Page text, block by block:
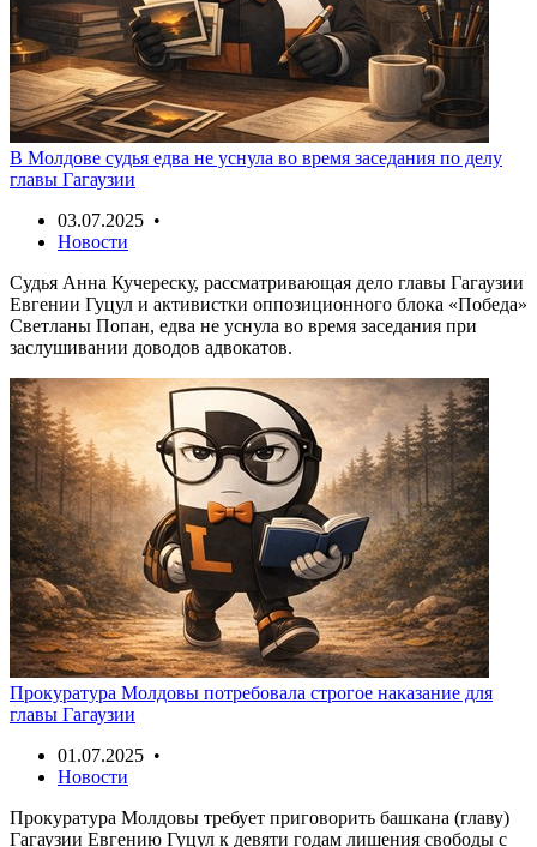
В Молдове судья едва не уснула во время заседания по делу
главы Гагаузии
03.07.2025 •
Новости
Судья Анна Кучереску, рассматривающая дело главы Гагаузии
Евгении Гуцул и активистки оппозиционного блока «Победа»
Светланы Попан, едва не уснула во время заседания при
заслушивании доводов адвокатов.
Прокуратура Молдовы потребовала строгое наказание для
главы Гагаузии
01.07.2025 •
Новости
Прокуратура Молдовы требует приговорить башкана (главу)
Гагаузии Евгению Гуцул к девяти годам лишения свободы с